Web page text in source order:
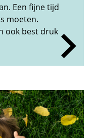
Een fijne tijd
moeten.
ook best druk